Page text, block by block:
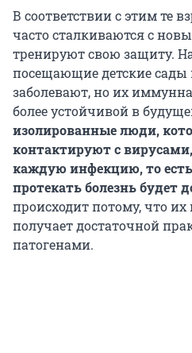
В соответствии с этим те
часто сталкиваются с
тренируют свою защиту.
посещающие детские
заболевают, но их
более устойчивой в
изолированные люди,
контактируют с
каждую инфекцию, то
протекать болезнь будет
происходит потому, что
получает достаточной
патогенами.